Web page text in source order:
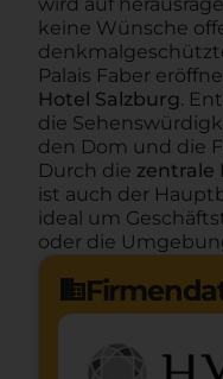
keine Wünsche
Palais Faber
Hotel Salzburg.
die
den Dom und die
Durch die zentrale
ist auch der
ideal um
oder die
domain